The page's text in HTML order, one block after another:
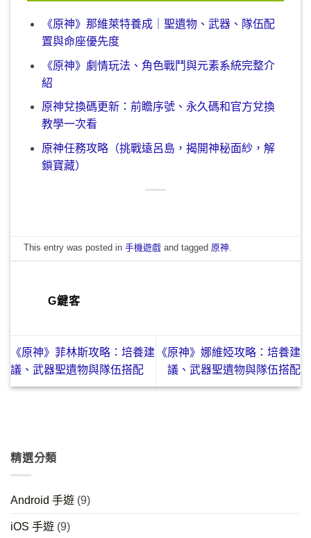
《原神》那維萊特養成｜聖遺物、武器、隊伍配
置與命座優先度
《原神》劇情玩法、角色戰鬥與元素系統完整介
紹
原神兌換碼更新：前瞻序號、永久碼和官方兌換
教學一次看
原神任務攻略（挑戰遠呂島，揭開神秘面紗，解
鎖寶藏）
This entry was posted in手機遊戲 and tagged 原神.
G鍵客
《原神》菲林斯攻略：培養建
議、武器聖遺物與隊伍搭配
《原神》娜維婭攻略：培養建
議、武器聖遺物與隊伍搭配
精選分類
Android 手遊 (9)
iOS 手遊 (9)